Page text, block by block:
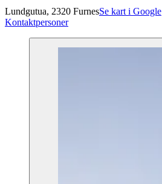
Lundgutua, 2320 FurnesSe kart i Google
Kontaktpersoner